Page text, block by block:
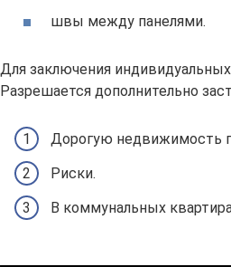
швы между панелями.
Для заключения
Разрешается дополнительно
Дорогую недвижимость
Риски.
В коммунальных